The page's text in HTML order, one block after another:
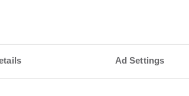
Ad Settings
intensiviert Partnerschaft